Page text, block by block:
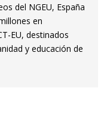
del NGEU, España
en
EU, destinados
y educación de